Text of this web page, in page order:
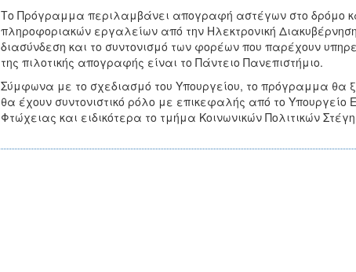
Το Πρόγραμμα περιλαμβάνει απογραφή αστέγων στο δρόμο
πληροφοριακών εργαλείων από την Ηλεκτρονική
διασύνδεση και το συντονισμό των φορέων που παρέχουν
της πιλοτικής απογραφής είναι το Πάντειο Πανεπιστήμιο.
Σύμφωνα με το σχεδιασμό του Υπουργείου, το πρόγραμμα θα
θα έχουν συντονιστικό ρόλο με επικεφαλής από το
Φτώχειας και ειδικότερα το τμήμα Κοινωνικών Πολιτικών